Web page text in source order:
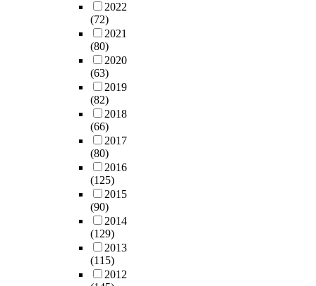
2022
(72)
2021
(80)
2020
(63)
2019
(82)
2018
(66)
2017
(80)
2016
(125)
2015
(90)
2014
(129)
2013
(115)
2012